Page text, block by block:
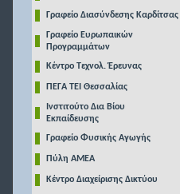
Γραφείο Διασύνδεσης Καρδίτσας
Γραφείο Ευρωπαικών
Προγραμμάτων
Κέντρο Τεχνολ. Έρευνας
ΠΕΓΑ ΤΕΙ Θεσσαλίας
Ινστιτούτο Δια Βίου
Εκπαίδευσης
Γραφείο Φυσικής Αγωγής
Πύλη ΑΜΕΑ
Κέντρο Διαχείρισης Δικτύου